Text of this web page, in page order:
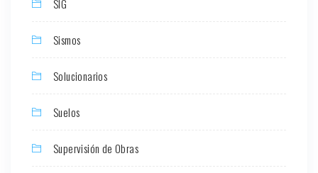
SIG
Sismos
Solucionarios
Suelos
Supervisión de Obras